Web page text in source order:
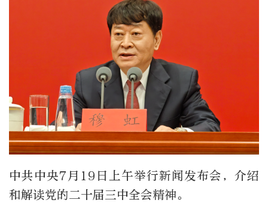
中共中央7 月 19 日上午举行新闻发布会，介绍
和解读党的二十届三中全会精神。